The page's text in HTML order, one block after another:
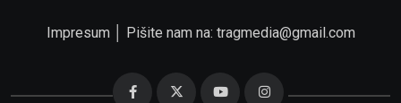
Impresum│ Pišite nam na: tragmedia@gmail.com